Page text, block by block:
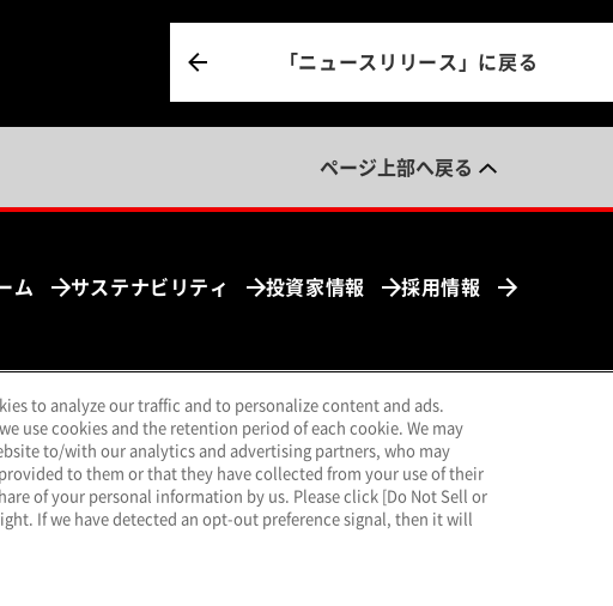
「ニュースリリース」に戻る
ページ上部へ戻る
ム サステナビリティ 投資家情報 採用情報
ンドウで開く）（別ウィンドウで開く）
YouTube（別ウィンドウで開く）
LINE （別ウィンドウで開く）
メールマガジン（別ウィンドウで開く）
トマップ個人情報保護方針クッキーポリシー特定個人情報基本方針
to analyze our traffic and to personalize content and ads.
use cookies and the retention period of each cookie. We may
to/with our analytics and advertising partners, who may
to them or that they have collected from your use of their
of your personal information by us. Please click [Do Not Sell or
If we have detected an opt-out preference signal, then it will